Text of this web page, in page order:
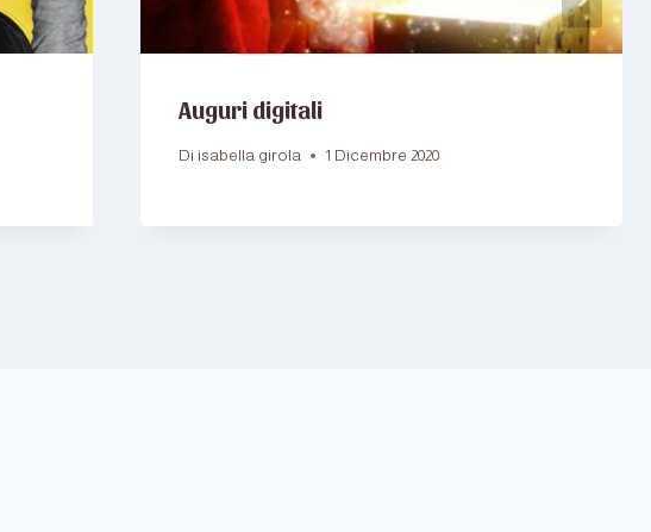
Auguri digitali
Di isabella girola 1 Dicembre 2020